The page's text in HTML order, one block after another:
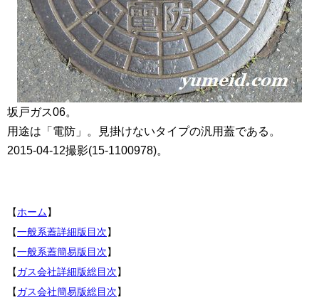
坂戸ガス06。
用途は「電防」。見掛けないタイプの汎用蓋である。
2015-04-12撮影(15-1100978)。
【ホーム】
【一般系蓋詳細版目次】
【一般系蓋簡易版目次】
【ガス会社詳細版総目次】
【ガス会社簡易版総目次】